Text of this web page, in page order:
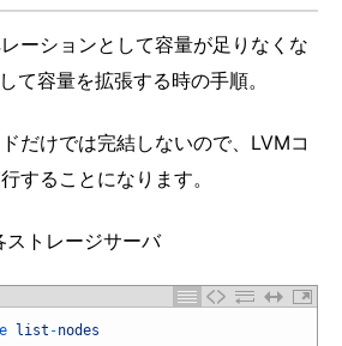
ーションとして容量が足りなくな
て容量を拡張する時の手順。
だけでは完結しないので、LVMコ
することになります。
ストレージサーバ
list -nodes